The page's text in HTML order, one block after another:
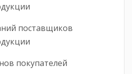
поставщиков
покупателей